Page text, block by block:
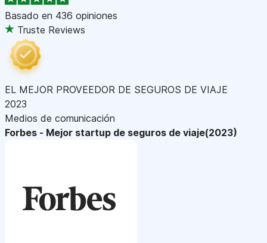
Basado en 436 opiniones
Truste Reviews
EL MEJOR PROVEEDOR DE SEGUROS DE VIAJE
2023
Medios de comunicación
Forbes - Mejor startup de seguros de viaje(2023)